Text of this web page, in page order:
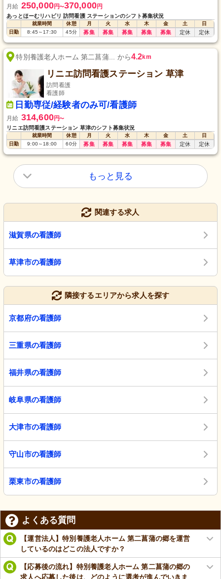
月給 250,000円〜370,000円
あっとほーむリハビリ 訪問看護 ステーションのシフト募集状況
就業時間 休憩 月 火 水 木 金 土
日
日勤
8:45 ～17:30 45分 募集 募集 募集 募集 募集 定休 定休
特別養護老人ホーム 第二菖蒲... から4.2km
リニエ訪問看護ステーション 草津
訪問看護
看護師
日勤専従/経験者のみ可/看護師
月給 314,600円〜
リニエ訪問看護ステーション 草津のシフト募集状況
就業時間 休憩 月 火 水 木 金 土
日
日勤
9:00～18:00 60分 募集 募集 募集 募集 募集 定休 定休
もっと見る
関連する求人
滋賀県の看護師
草津市の看護師
隣接するエリアから求人を探す
京都府の看護師
三重県の看護師
福井県の看護師
岐阜県の看護師
大津市の看護師
守山市の看護師
栗東市の看護師
よくある質問
【運営法人】特別養護老人ホーム 第二菖蒲の郷を運営
しているのはどこの法人ですか？
【応募後の流れ】特別養護老人ホーム 第二菖蒲の郷の
求人へ応募した後は、どのように選考が進んでいきま